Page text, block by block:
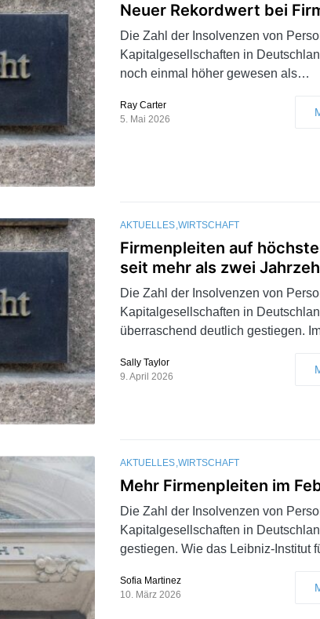
Neuer Rekordwert bei
Die Zahl der Insolvenzen von
Kapitalgesellschaften in
noch einmal höher gewesen als…
Ray Carter
5. Mai 2026
AKTUELLES WIRTSCHAFT
Firmenpleiten auf
seit mehr als zwei
Die Zahl der Insolvenzen von
Kapitalgesellschaften in
überraschend deutlich gestiegen.
Sally Taylor
9. April 2026
AKTUELLES WIRTSCHAFT
Mehr Firmenpleiten im
Die Zahl der Insolvenzen von
Kapitalgesellschaften in
gestiegen. Wie das Leibniz-Institut
Sofia Martinez
10. März 2026